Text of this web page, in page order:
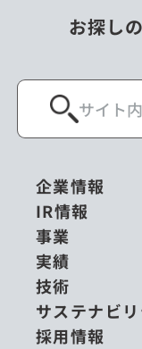
お探し
企業情報
IR情報
事業
実績
技術
サステナビリ
採用情報